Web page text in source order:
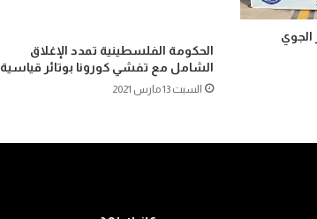
الجوي
الحكومة الفلسطينية تمدد الإغلاق
الشامل مع تفشي كورونا بوتائر قياسية
السبت 13 مارس 2021